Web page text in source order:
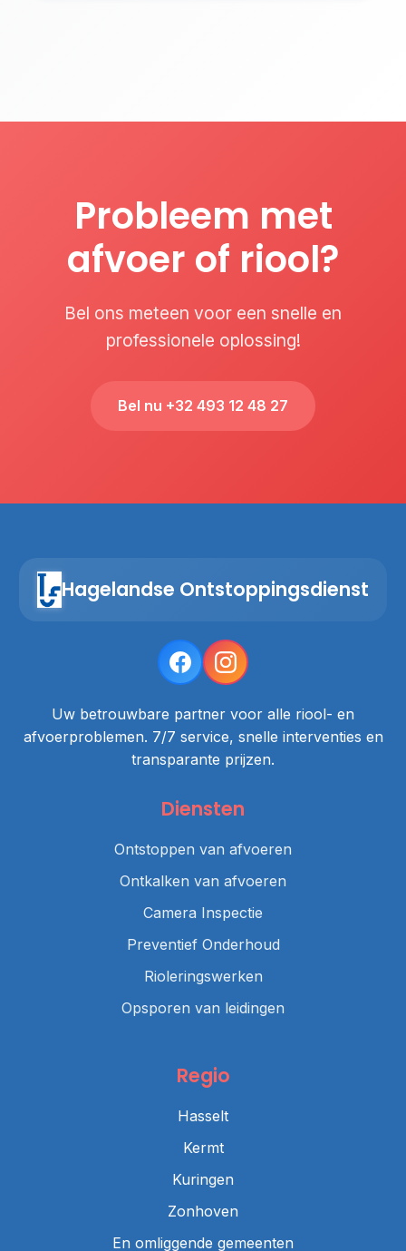
Probleem met
afvoer of riool?
Bel ons meteen voor een snelle en
professionele oplossing!
Bel nu +32 493 12 48 27
Hagelandse Ontstoppingsdienst
Uw betrouwbare partner voor alle riool- en
afvoerproblemen. 7/7 service, snelle interventies en
transparante prijzen.
Diensten
Ontstoppen van afvoeren
Ontkalken van afvoeren
Camera Inspectie
Preventief Onderhoud
Rioleringswerken
Opsporen van leidingen
Regio
Hasselt
Kermt
Kuringen
Zonhoven
En omliggende gemeenten